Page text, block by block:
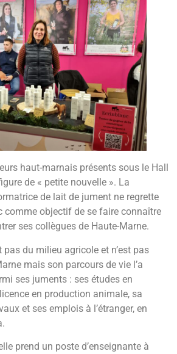
haut-marnais présents sous le Hall
de « petite nouvelle ». La
de lait de jument ne regrette
comme objectif de se faire connaître
ses collègues de Haute-Marne.
pas du milieu agricole et n’est pas
mais son parcours de vie l’a
ses juments : ses études en
en production animale, sa
et ses emplois à l’étranger, en
prend un poste d’enseignante à